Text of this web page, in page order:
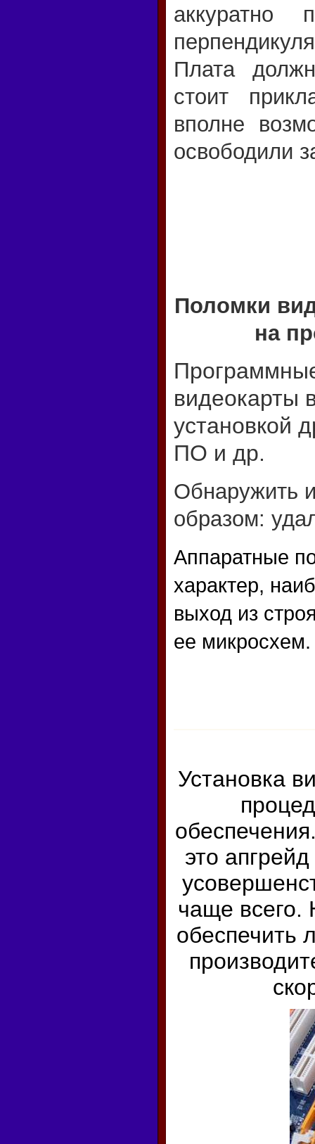
аккуратно
Плата
стоит
вполне
освободили
Поломки
на
видеокарты
установкой
ПО и др.
Обнаружить
образом:
Аппаратные
характер,
выход из
ее микросхем.
Установка
это
чаще всего.
обеспечить